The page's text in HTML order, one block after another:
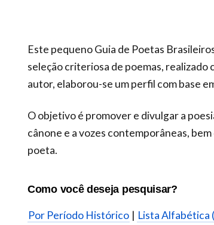
Este pequeno Guia de Poetas
seleção criteriosa de poemas, realizado
autor, elaborou-se um perfil com base
O objetivo é promover e divulgar a
cânone e a vozes contemporâneas,
poeta.
Como você deseja pesquisar?
Por Período Histórico | Lista Alfabética